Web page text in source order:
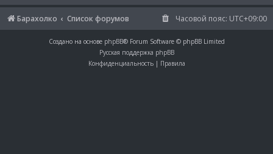
Барахолко Список форумов Часовой пояс: UTC+09:00
Создано на основе phpBB® Forum Software © phpBB Limited
Русская поддержка phpBB
Конфиденциальность| Правила